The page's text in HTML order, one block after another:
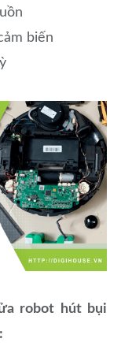
biến
robot hút bụi